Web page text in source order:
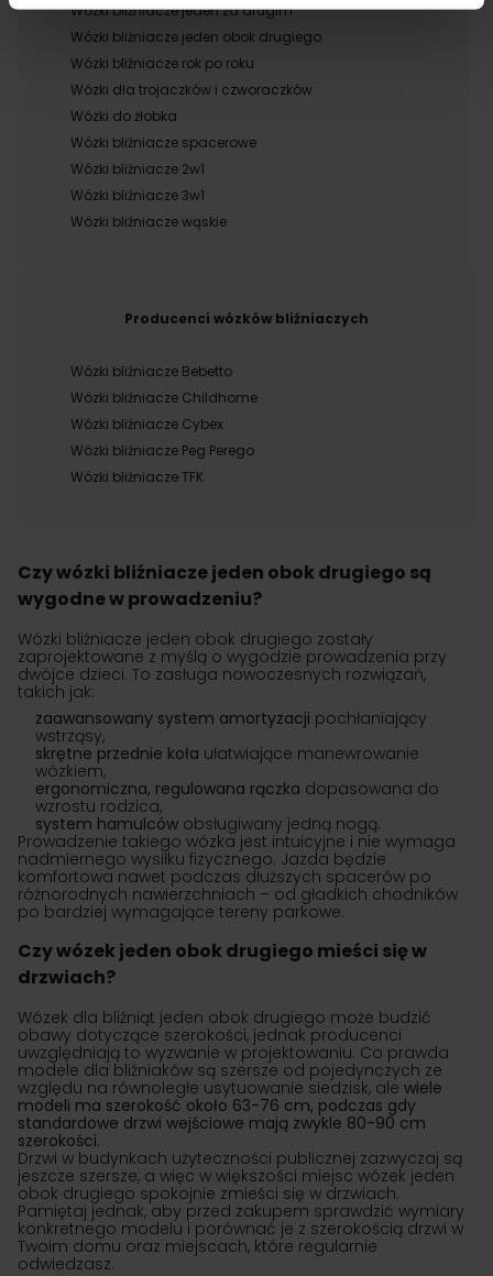
Wózki bliźniacze jeden za drugim
Wózki bliźniacze jeden obok drugiego
Wózki bliźniacze rok po roku
Wózki dla trojaczków i czworaczków
Wózki do żłobka
Wózki bliźniacze spacerowe
Wózki bliźniacze 2w1
Wózki bliźniacze 3w1
Wózki bliźniacze wąskie
Producenci wózków bliźniaczych
Wózki bliźniacze Bebetto
Wózki bliźniacze Childhome
Wózki bliźniacze Cybex
Wózki bliźniacze Peg Perego
Wózki bliźniacze TFK
Czy wózki bliźniacze jeden obok drugiego są
wygodne w prowadzeniu?
Wózki bliźniacze jeden obok drugiego zostały
zaprojektowane z myślą o wygodzie prowadzenia przy
dwójce dzieci. To zasługa nowoczesnych rozwiązań,
takich jak:
zaawansowany system amortyzacji pochłaniający
wstrząsy,
skrętne przednie koła ułatwiające manewrowanie
wózkiem,
ergonomiczna, regulowana rączka dopasowana do
wzrostu rodzica,
system hamulców obsługiwany jedną nogą.
Prowadzenie takiego wózka jest intuicyjne i nie wymaga
nadmiernego wysiłku fizycznego. Jazda będzie
komfortowa nawet podczas dłuższych spacerów po
różnorodnych nawierzchniach – od gładkich chodników
po bardziej wymagające tereny parkowe.
Czy wózek jeden obok drugiego mieści się w
drzwiach?
Wózek dla bliźniąt jeden obok drugiego może budzić
obawy dotyczące szerokości, jednak producenci
uwzględniają to wyzwanie w projektowaniu. Co prawda
modele dla bliźniaków są szersze od pojedynczych ze
względu na równoległe usytuowanie siedzisk, ale wiele
modeli ma szerokość około 63-76 cm, podczas gdy
standardowe drzwi wejściowe mają zwykle 80-90 cm
szerokości.
Drzwi w budynkach użyteczności publicznej zazwyczaj są
jeszcze szersze, a więc w większości miejsc wózek jeden
obok drugiego spokojnie zmieści się w drzwiach.
Pamiętaj jednak, aby przed zakupem sprawdzić wymiary
konkretnego modelu i porównać je z szerokością drzwi w
Twoim domu oraz miejscach, które regularnie
odwiedzasz.